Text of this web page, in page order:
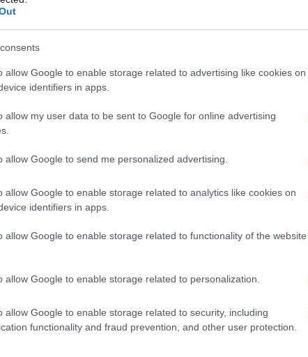
allow Google to enable storage related to advertising like cookies on
identifiers in apps.
allow my user data to be sent to Google for online advertising
allow Google to send me personalized advertising.
allow Google to enable storage related to analytics like cookies on
identifiers in apps.
allow Google to enable storage related to functionality of the website
allow Google to enable storage related to personalization.
allow Google to enable storage related to security, including
functionality and fraud prevention, and other user protection.